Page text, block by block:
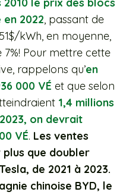
le prix des blocs
2022, passant de
kWh, en moyenne,
Pour mettre cette
rappelons qu’en
000 VÉ et que selon
1,4 millions
on devrait
VÉ. Les ventes
plus que doubler
de 2021 à 2023.
chinoise BYD, le